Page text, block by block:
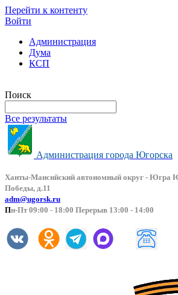
Перейти к контенту
Войти
Администрация
Дума
КСП
Поиск
Все результаты
Администрация города Югорска
Ханты-Мансийский автономный округ - Югра
Победы, д.11
adm@ugorsk.ru
Пн-Пт 09:00 - 18:00 Перерыв 13:00 - 14:00